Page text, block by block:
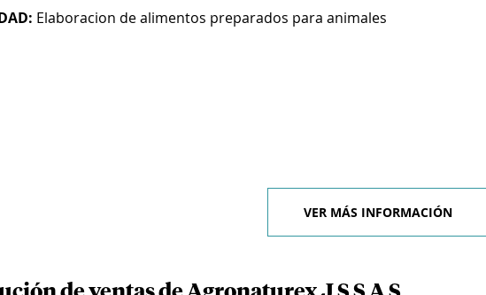
Elaboracion de alimentos preparados para animales
VER MÁS INFORMACIÓN